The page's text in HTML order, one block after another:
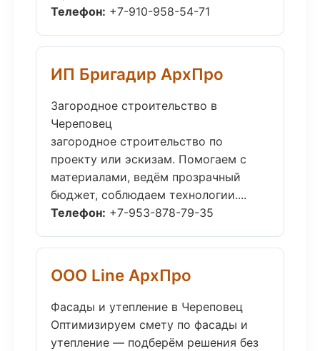
Телефон: +7-910-958-54-71
ИП Бригадир АрхПро
Загородное строительство в
Череповец
загородное строительство по
проекту или эскизам. Помогаем с
материалами, ведём прозрачный
бюджет, соблюдаем технологии....
Телефон: +7-953-878-79-35
ООО Line АрхПро
Фасады и утепление в Череповец
Оптимизируем смету по фасады и
утепление — подберём решения без